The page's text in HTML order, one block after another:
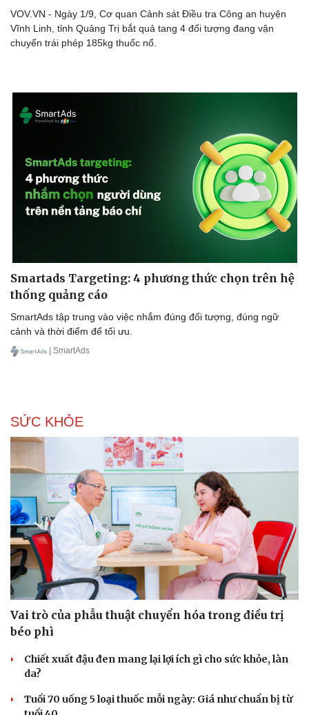
Sức khỏe
Nhi khoa
Làm đẹp - giảm cân
Ăn sạch sống khỏe
VOV.VN - Ngày 1/9, Cơ quan Cảnh sát Điều tra Công an huyện
Vĩnh Linh, tỉnh Quảng Trị bắt quả tang 4 đối tượng đang vận
chuyển trái phép 185kg thuốc nổ.
Smartads Targeting: 4 phương thức chọn trên hệ
thống quảng cáo
SmartAds tập trung vào việc nhắm đúng đối tượng, đúng ngữ
cảnh và thời điểm để tối ưu.
| SmartAds
SỨC KHỎE
Vai trò của phẫu thuật chuyển hóa trong điều trị
béo phì
Chiết xuất đậu đen mang lại lợi ích gì cho sức khỏe, làn
da?
Tuổi 70 uống 5 loại thuốc mỗi ngày: Giá như chuẩn bị từ